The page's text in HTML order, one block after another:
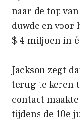
naar de top
duwde en voor
$ 4 miljoen in
Jackson zegt
terug te keren
contact
tijdens de 10e